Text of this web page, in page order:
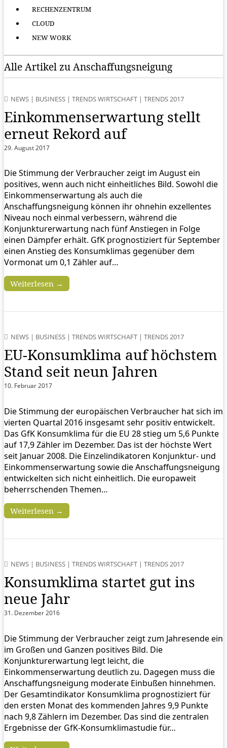
RECHENZENTRUM
CLOUD
NEW WORK
Alle Artikel zu Anschaffungsneigung
NEWS | BUSINESS | TRENDS WIRTSCHAFT | TRENDS 2017
Einkommenserwartung stellt
erneut Rekord auf
29. August 2017
Die Stimmung der Verbraucher zeigt im August ein
positives, wenn auch nicht einheitliches Bild. Sowohl die
Einkommenserwartung als auch die
Anschaffungsneigung können ihr ohnehin exzellentes
Niveau noch einmal verbessern, während die
Konjunkturerwartung nach fünf Anstiegen in Folge
einen Dämpfer erhält. GfK prognostiziert für September
einen Anstieg des Konsumklimas gegenüber dem
Vormonat um 0,1 Zähler auf…
Weiterlesen →
NEWS | BUSINESS | TRENDS WIRTSCHAFT | TRENDS 2017
EU-Konsumklima auf höchstem
Stand seit neun Jahren
10. Februar 2017
Die Stimmung der europäischen Verbraucher hat sich im
vierten Quartal 2016 insgesamt sehr positiv entwickelt.
Das GfK Konsumklima für die EU 28 stieg um 5,6 Punkte
auf 17,9 Zähler im Dezember. Das ist der höchste Wert
seit Januar 2008. Die Einzelindikatoren Konjunktur- und
Einkommenserwartung sowie die Anschaffungsneigung
entwickelten sich nicht einheitlich. Die europaweit
beherrschenden Themen…
Weiterlesen →
NEWS | BUSINESS | TRENDS WIRTSCHAFT | TRENDS 2017
Konsumklima startet gut ins
neue Jahr
31. Dezember 2016
Die Stimmung der Verbraucher zeigt zum Jahresende ein
im Großen und Ganzen positives Bild. Die
Konjunkturerwartung legt leicht, die
Einkommenserwartung deutlich zu. Dagegen muss die
Anschaffungsneigung moderate Einbußen hinnehmen.
Der Gesamtindikator Konsumklima prognostiziert für
den ersten Monat des kommenden Jahres 9,9 Punkte
nach 9,8 Zählern im Dezember. Das sind die zentralen
Ergebnisse der GfK-Konsumklimastudie für…